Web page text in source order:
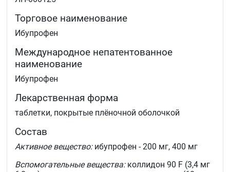
влияют.
Торговое наименование
Ибупрофен
Международное непатентованное
наименование
Ибупрофен
Лекарственная форма
таблетки, покрытые плёночной оболочкой
Состав
Активное вещество:ибупрофен - 200 мг, 400 мг
Вспомогательные вещества:коллидон 90 F (3,4 мг